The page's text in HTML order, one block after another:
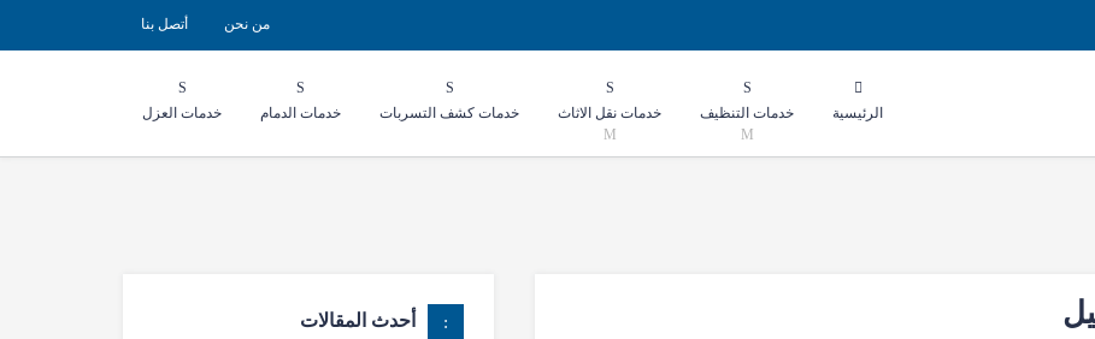
أتصل بنا من نحن
الرئيسية خدمات التنظيف خدمات نقل الاثاث خدمات كشف التسربات خدمات الدمام خدمات العزل
أحدث المقالات